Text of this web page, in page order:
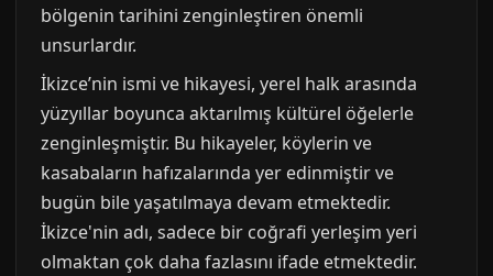
bölgenin tarihini zenginleştiren önemli
unsurlardır.
İkizce’nin ismi ve hikayesi, yerel halk arasında
yüzyıllar boyunca aktarılmış kültürel öğelerle
zenginleşmiştir. Bu hikayeler, köylerin ve
kasabaların hafızalarında yer edinmiştir ve
bugün bile yaşatılmaya devam etmektedir.
İkizce'nin adı, sadece bir coğrafi yerleşim yeri
olmaktan çok daha fazlasını ifade etmektedir.